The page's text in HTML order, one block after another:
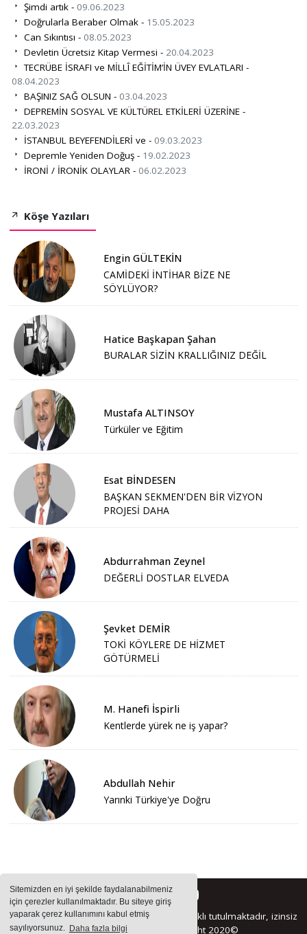
Sitemizden en iyi şekilde faydalanabilmeniz
için çerezler kullanılmaktadır. Bu siteye giriş
yaparak çerez kullanımını kabul etmiş
sayılıyorsunuz. Daha fazla bilgi
Şimdi artık - 09.06.2023
Doğrularla Beraber Olmak - 15.05.2023
Can Sıkıntısı - 08.05.2023
Devletin Ücretsiz Kitap Vermesi - 20.04.2023
TECRÜBE İSRAFI ve MİLLÎ EĞİTİM’İN ÜVEY EVLATLARI -
08.04.2023
BAŞINIZ SAĞ OLSUN - 03.04.2023
DEPREMİN SOSYAL VE KÜLTÜREL ETKİLERİ ÜZERİNE -
22.03.2023
İSTANBUL BEYEFENDİLERİ ve - 09.03.2023
Depremle Yeniden Doğuş - 19.02.2023
İRONİ / İRONİK OLAYLAR - 06.02.2023
Köşe Yazıları
Engin GÜLTEKİN
CAMİDEKİ İNTİHAR BİZE NE
SÖYLÜYOR?
Hatice Başkapan Şahan
BURALAR SİZİN KRALLIĞINIZ DEĞİL
Mustafa ALTINSOY
Türküler ve Eğitim
Esat BİNDESEN
BAŞKAN SEKMEN'DEN BİR VİZYON
PROJESİ DAHA
Abdurrahman Zeynel
DEĞERLİ DOSTLAR ELVEDA
Şevket DEMİR
TOKİ KÖYLERE DE HİZMET
GÖTÜRMELİ
M. Hanefi İspirli
Kentlerde yürek ne iş yapar?
Abdullah Nehir
Yarınki Türkiye'ye Doğru
Sitemizde bulunan içeriklerin tüm hakları saklı tutulmaktadır, izinsiz
içerikler kullanılamaz. Copyright 2020©